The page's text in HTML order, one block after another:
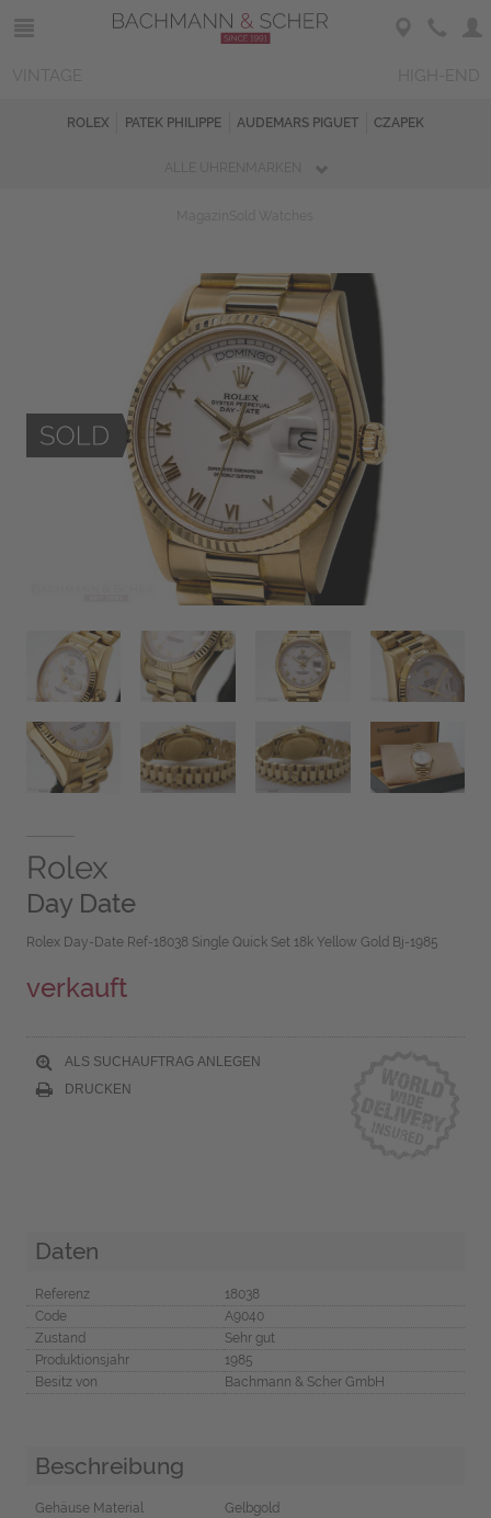
ROLEX PATEK PHILIPPE AUDEMARS PIGUET CZAPEK
Rolex
Day Date
Rolex Day-Date Ref-18038 Single Quick Set 18k Yellow Gold Bj-1985
verkauft
ALS SUCHAUFTRAG ANLEGEN
DRUCKEN
Daten
Referenz
18038
Code
A9040
Zustand
Sehr gut
Produktionsjahr
1985
Besitz von
Bachmann & Scher GmbH
Beschreibung
Gehäuse Material
Gelbgold